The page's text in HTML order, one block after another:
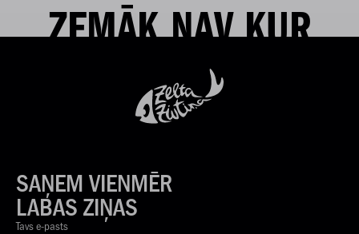
ZEMĀK NAV KUR
SAŅEM VIENMĒR
LABAS ZIŅAS
Tavs e-pasts